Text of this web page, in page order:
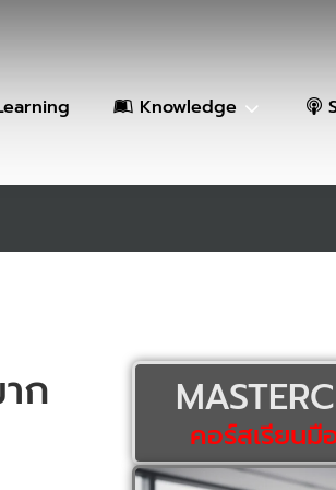
Knowledge
ก
คอร์สเรียนมื